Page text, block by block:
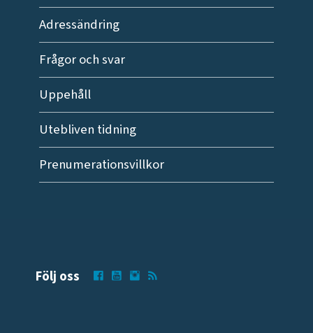
Adressändring
Frågor och svar
Uppehåll
Utebliven tidning
Prenumerationsvillkor
Följ oss